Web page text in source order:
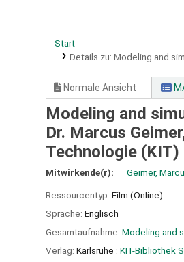
Start
Details zu: Modeling and
Normale Ansicht
Modeling and
Dr. Marcus
Technologie (KIT)
Mitwirkende(r): Geimer,
Ressourcentyp: Film (Online)
Sprache: Englisch
Gesamtaufnahme: Modeling and
Verlag: Karlsruhe : KIT-Bibliothek